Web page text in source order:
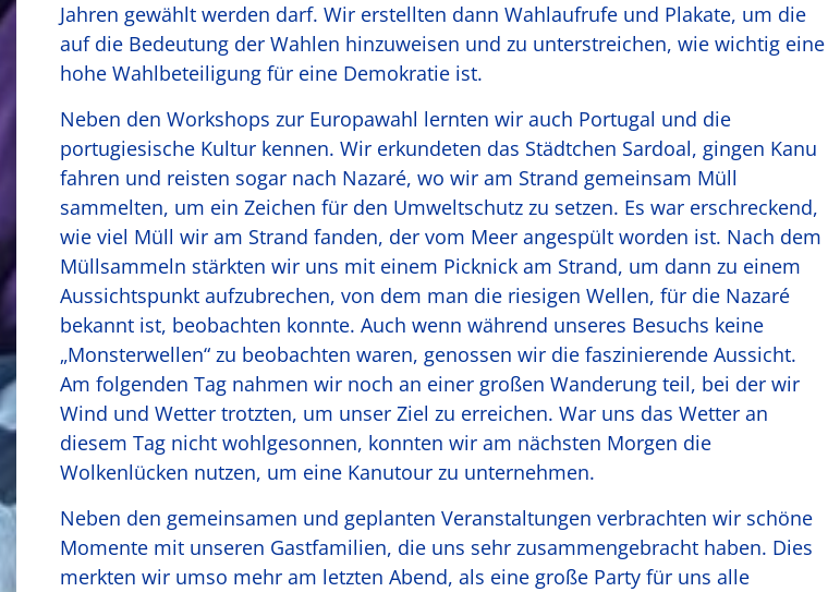
Jahren gewählt werden darf. Wir erstellten dann Wahlaufrufe und Plakate, um die
auf die Bedeutung der Wahlen hinzuweisen und zu unterstreichen, wie wichtig eine
hohe Wahlbeteiligung für eine Demokratie ist.
Neben den Workshops zur Europawahl lernten wir auch Portugal und die
portugiesische Kultur kennen. Wir erkundeten das Städtchen Sardoal, gingen Kanu
fahren und reisten sogar nach Nazaré, wo wir am Strand gemeinsam Müll
sammelten, um ein Zeichen für den Umweltschutz zu setzen. Es war erschreckend,
wie viel Müll wir am Strand fanden, der vom Meer angespült worden ist. Nach dem
Müllsammeln stärkten wir uns mit einem Picknick am Strand, um dann zu einem
Aussichtspunkt aufzubrechen, von dem man die riesigen Wellen, für die Nazaré
bekannt ist, beobachten konnte. Auch wenn während unseres Besuchs keine
„Monsterwellen“ zu beobachten waren, genossen wir die faszinierende Aussicht.
Am folgenden Tag nahmen wir noch an einer großen Wanderung teil, bei der wir
Wind und Wetter trotzten, um unser Ziel zu erreichen. War uns das Wetter an
diesem Tag nicht wohlgesonnen, konnten wir am nächsten Morgen die
Wolkenlücken nutzen, um eine Kanutour zu unternehmen.
Neben den gemeinsamen und geplanten Veranstaltungen verbrachten wir schöne
Momente mit unseren Gastfamilien, die uns sehr zusammengebracht haben. Dies
merkten wir umso mehr am letzten Abend, als eine große Party für uns alle